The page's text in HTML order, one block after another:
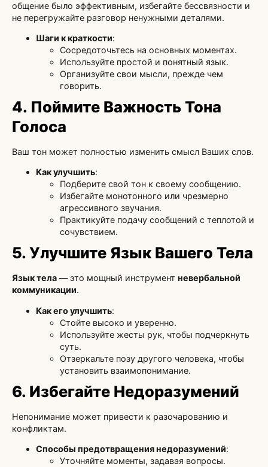
общение было эффективным, избегайте бессвязности и
не перегружайте разговор ненужными деталями.
Шаги к краткости:
Сосредоточьтесь на основных моментах.
Используйте простой и понятный язык.
Организуйте свои мысли, прежде чем
говорить.
4. Поймите Важность Тона
Голоса
Ваш тон может полностью изменить смысл Ваших слов.
Как улучшить:
Подберите свой тон к своему сообщению.
Избегайте монотонного или чрезмерно
агрессивного звучания.
Практикуйте подачу сообщений с теплотой и
сочувствием.
5. Улучшите Язык Вашего Тела
Язык тела — это мощный инструмент невербальной
коммуникации.
Как его улучшить:
Стойте высоко и уверенно.
Используйте жесты рук, чтобы подчеркнуть
суть.
Отзеркальте позу другого человека, чтобы
установить взаимопонимание.
6. Избегайте Недоразумений
Непонимание может привести к разочарованию и
конфликтам.
Способы предотвращения недоразумений:
Уточняйте моменты, задавая вопросы.